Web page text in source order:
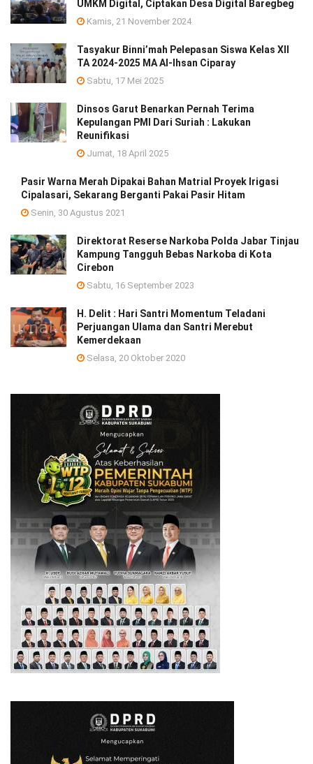
UMKM Digital, Ciptakan Desa Digital Baregbeg
Kamis, 21 November 2024
Tasyakur Binni’mah Pelepasan Siswa Kelas XII
TA 2024-2025 MA Al-Ihsan Ciparay
Sabtu, 17 Mei 2025
Dinsos Garut Benarkan Pernah Terima
Kepulangan PMI Dari Suriah : Lakukan
Reunifikasi
Jumat, 18 April 2025
Pasir Warna Merah Dipakai Bahan Matrial Proyek Irigasi
Cipalasari, Sekarang Berganti Pakai Pasir Hitam
Senin, 30 Agustus 2021
Direktorat Reserse Narkoba Polda Jabar Tinjau
Kampung Tangguh Bebas Narkoba di Kota
Cirebon
Sabtu, 16 September 2023
H. Delit : Hari Santri Momentum Teladani
Perjuangan Ulama dan Santri Merebut
Kemerdekaan
Selasa, 20 Oktober 2020